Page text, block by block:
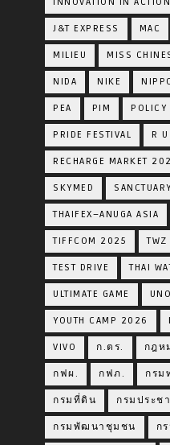
J&T EXPRESS MAC
MILIEU MISS
NIDA NIKE
PEA PIM POLICY
PRIDE FESTIVAL R
RECHARGE MARKET
SKYMED SANCTUARY
THAIFEX–ANUGA ASIA
TIFFCOM 2025 TWZ
TEST DRIVE THAI
ULTIMATE GAME
YOUTH CAMP 2026
VIVO ก.ตร. กฎห
กฟผ. กฟภ. กรม
กรมที่ดิน กรมประช
กรมพัฒนาชุมชน ก